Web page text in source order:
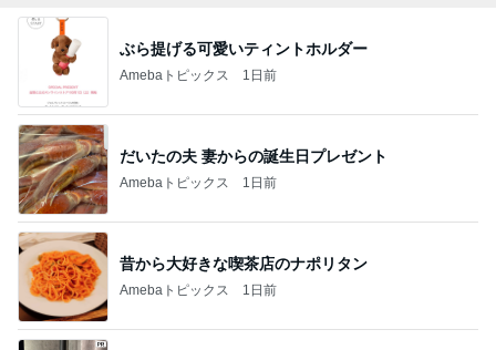
ぶら提げる可愛いティントホルダー
Amebaトピックス 1日前
だいたの夫 妻からの誕生日プレゼント
Amebaトピックス 1日前
昔から大好きな喫茶店のナポリタン
Amebaトピックス 1日前